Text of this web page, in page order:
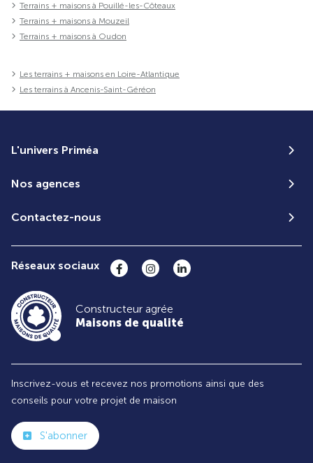
Terrains + maisons à Pouillé-les-Côteaux
Terrains + maisons à Mouzeil
Terrains + maisons à Oudon
Les terrains + maisons en Loire-Atlantique
Les terrains à Ancenis-Saint-Géréon
L'univers Priméa
Nos agences
Contactez-nous
Réseaux sociaux
Constructeur agrée
Maisons de qualité
Inscrivez-vous et recevez nos promotions ainsi que des
conseils pour votre projet de maison
S'abonner